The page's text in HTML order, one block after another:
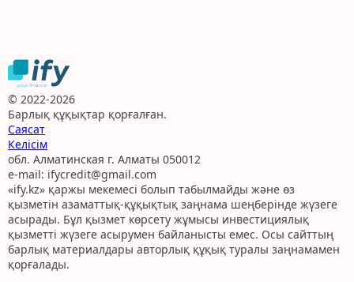
© 2022-2026
Барлық құқықтар қорғалған.
Саясат
Келісім
обл. Алматинская г. Алматы 050012
e-mail: ifycredit@gmail.com
«ify.kz» қаржы мекемесі болып табылмайды және өз
қызметін азаматтық-құқықтық заңнама шеңберінде жүзеге
асырады. Бұл қызмет көрсету жұмысы инвестициялық
қызметті жүзеге асырумен байланысты емес. Осы сайттың
барлық материалдары авторлық құқық туралы заңнамамен
қорғалады.